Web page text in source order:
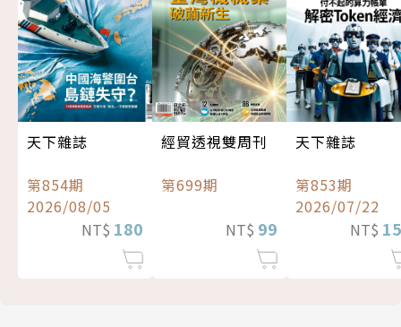
天下雜誌
第854期
2026/08/05
NT$ 180
經貿透視雙周刊
第699期
NT$ 99
天下雜誌
第853期
2026/07/22
NT$